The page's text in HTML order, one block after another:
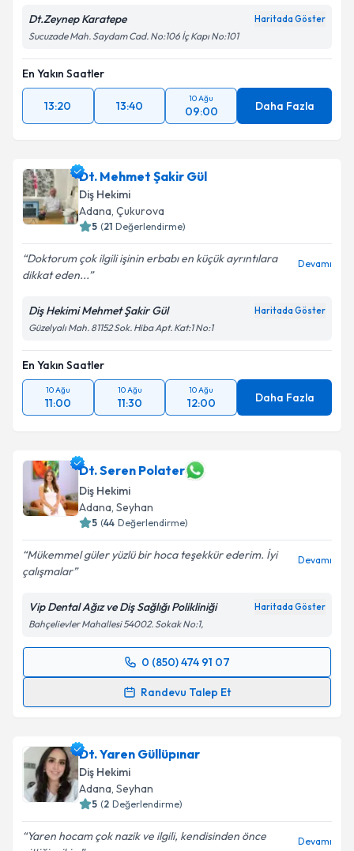
Dt.Zeynep Karatepe Haritada Göster
Sucuzade Mah. Saydam Cad. No:106 İç Kapı No:101
En Yakın Saatler
13:20 13:40
10 Ağu
09:00 Daha Fazla
Dt. Mehmet Şakir Gül
Diş Hekimi
Adana, Çukurova
5 (21 Değerlendirme)
Doktorum çok ilgili işinin erbabı en küçük ayrıntılara
dikkat eden...
Devamı
Diş Hekimi Mehmet Şakir Gül Haritada Göster
Güzelyalı Mah. 81152 Sok. Hiba Apt. Kat:1 No:1
En Yakın Saatler
10 Ağu
11:00
10 Ağu
11:30
10 Ağu
12:00 Daha Fazla
Dt. Seren Polater
Diş Hekimi
Adana, Seyhan
5 (44 Değerlendirme)
Mükemmel güler yüzlü bir hoca teşekkür ederim. İyi
çalışmalar
Devamı
Vip Dental Ağız ve Diş Sağlığı Polikliniği Haritada Göster
Bahçelievler Mahallesi 54002. Sokak No:1,
0 (850) 474 91 07
Randevu Talep Et
Randevu Takvimi Talebi
takvim hazırlandığında e-posta ile bilgilendireceğiz.
E-posta Adresiniz
Dt. Yaren Güllüpınar
Diş Hekimi
Adana, Seyhan
5 (2 Değerlendirme)
Yaren hocam çok nazik ve ilgili, kendisinden önce
Devamı